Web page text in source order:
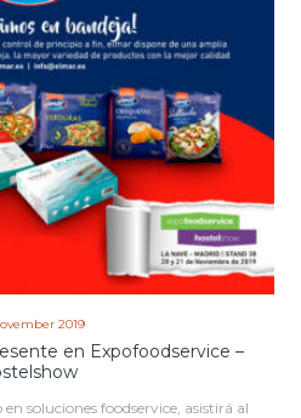
2019
en Expofoodservice –
soluciones foodservice, asistirá al